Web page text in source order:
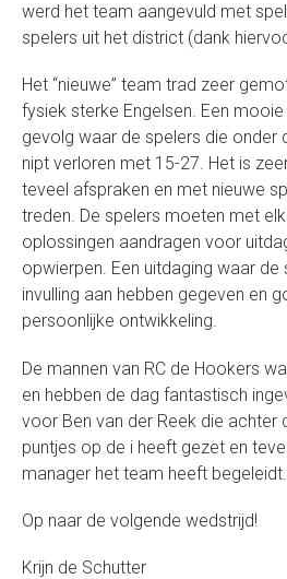
werd het team aangevuld met
spelers uit het district (dank
Het “nieuwe” team trad zeer
fysiek sterke Engelsen. Een
gevolg waar de spelers die onder
nipt verloren met 15-27. Het is
teveel afspraken en met nieuwe
treden. De spelers moeten met
oplossingen aandragen voor
opwierpen. Een uitdaging waar de
invulling aan hebben gegeven en
persoonlijke ontwikkeling.
De mannen van RC de Hookers
en hebben de dag fantastisch
voor Ben van der Reek die achter
puntjes op de i heeft gezet en
manager het team heeft begeleidt.
Op naar de volgende wedstrijd!
Krijn de Schutter